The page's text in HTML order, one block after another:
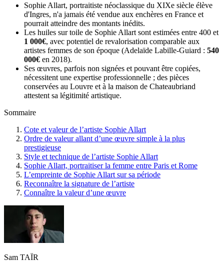
Sophie Allart, portraitiste néoclassique du XIXe siècle élève
d'Ingres, n'a jamais été vendue aux enchères en France et
pourrait atteindre des montants inédits.
Les huiles sur toile de Sophie Allart sont estimées entre 400 et
1 000€, avec potentiel de revalorisation comparable aux
artistes femmes de son époque (Adelaïde Labille-Guiard : 540
000€ en 2018).
Ses œuvres, parfois non signées et pouvant être copiées,
nécessitent une expertise professionnelle ; des pièces
conservées au Louvre et à la maison de Chateaubriand
attestent sa légitimité artistique.
Sommaire
Cote et valeur de l’artiste Sophie Allart
Ordre de valeur allant d’une œuvre simple à la plus
prestigieuse
Style et technique de l’artiste Sophie Allart
Sophie Allart, portraitiser la femme entre Paris et Rome
L’empreinte de Sophie Allart sur sa période
Reconnaître la signature de l’artiste
Connaître la valeur d’une œuvre
Sam TAÏR